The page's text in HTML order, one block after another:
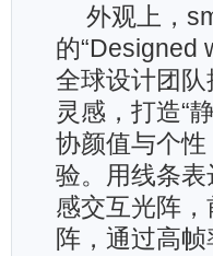
外观上，
的“Designed
全球设计团队
灵感，打造“
协颜值与个
验。用线条
感交互光阵
阵，通过高